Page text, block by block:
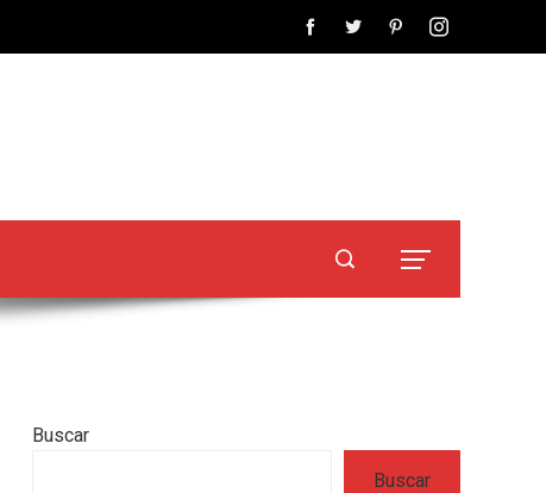
Buscar
Buscar